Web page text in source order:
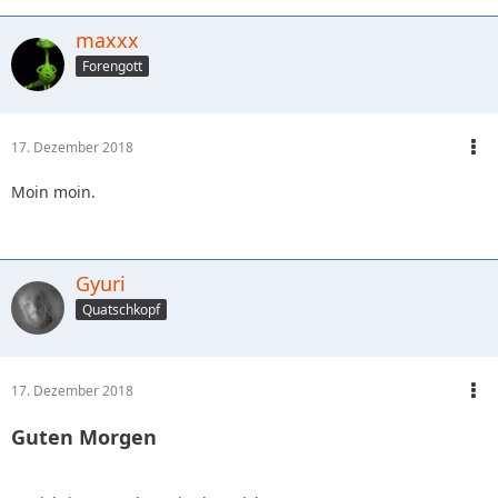
maxxx
Forengott
17. Dezember 2018
Moin moin.
Gyuri
Quatschkopf
17. Dezember 2018
Guten Morgen